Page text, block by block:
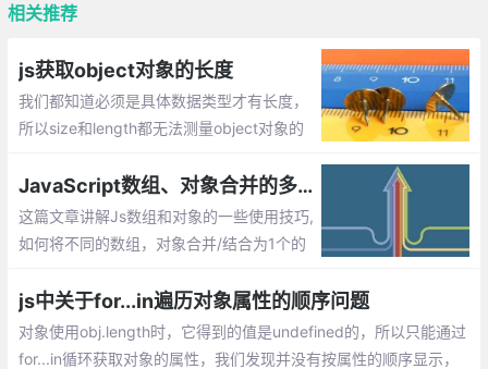
相关推荐
js获取object对象的长度
我们都知道必须是具体数据类型才有长度，
所以size和length都无法测量object对象的
象属性的个数呢？
JavaScript数组、对象合并的多种方法实现
这篇文章讲解Js数组和对象的一些使用技巧,
如何将不同的数组，对象合并/结合为1个的
js中关于for...in遍历对象属性的顺序问题
对象使用obj.length时，它得到的值是undefined的，所以只能通过
for...in循环获取对象的属性，我们发现并没有按属性的顺序显示，